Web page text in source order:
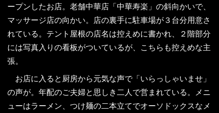
ープンしたお店。老舗中華店「中華寿楽」の斜向かいで、
マッサージ店の向かい。店の裏手に駐車場が３台分用意さ
れている。テント屋根の店名は控えめに書かれ、２階部分
には写真入りの看板がついているが、こちらも控えめな主
張。
お店に入ると厨房から元気な声で「いらっしゃいませ」
の声が。年配のご夫婦と思しき二人で営まれている。メニ
ューはラーメン、つけ麺の二本立てでオーソドックスなメ